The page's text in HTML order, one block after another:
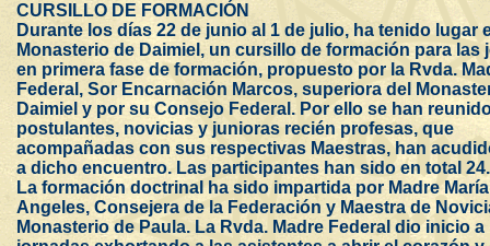
CURSILLO DE FORMACIÓN
Durante los días 22 de junio al 1 de julio, ha tenido lugar
Monasterio de Daimiel, un cursillo de formación para las
en primera fase de formación, propuesto por la Rvda.
Federal, Sor Encarnación Marcos, superiora del
Daimiel y por su Consejo Federal. Por ello se han
postulantes, novicias y junioras recién profesas, que
acompañadas con sus respectivas Maestras, han
a dicho encuentro. Las participantes han sido en total 24.
La formación doctrinal ha sido impartida por Madre
Angeles, Consejera de la Federación y Maestra de
Monasterio de Paula. La Rvda. Madre Federal dio inicio a